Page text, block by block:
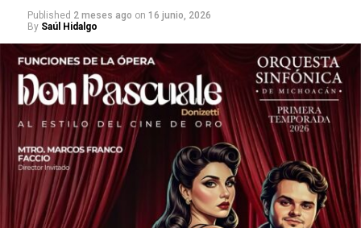
Published 2 meses ago on 16 junio, 2026
By Saúl Hidalgo